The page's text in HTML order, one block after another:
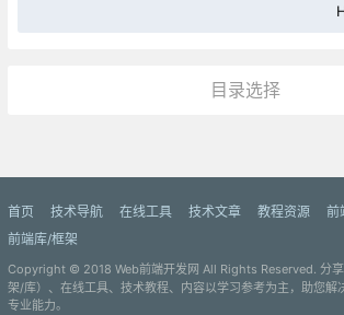
目录选择
首页 技术导航 在线工具 技术文章 教程资源 前
前端库/框架